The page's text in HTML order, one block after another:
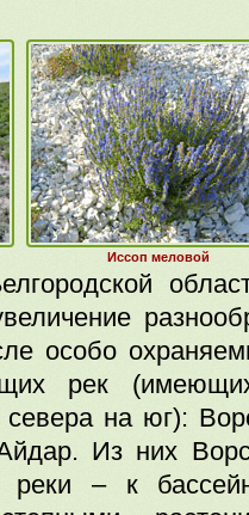
Иссоп меловой
особо
рек
севера на юг):
Из них
реки – к